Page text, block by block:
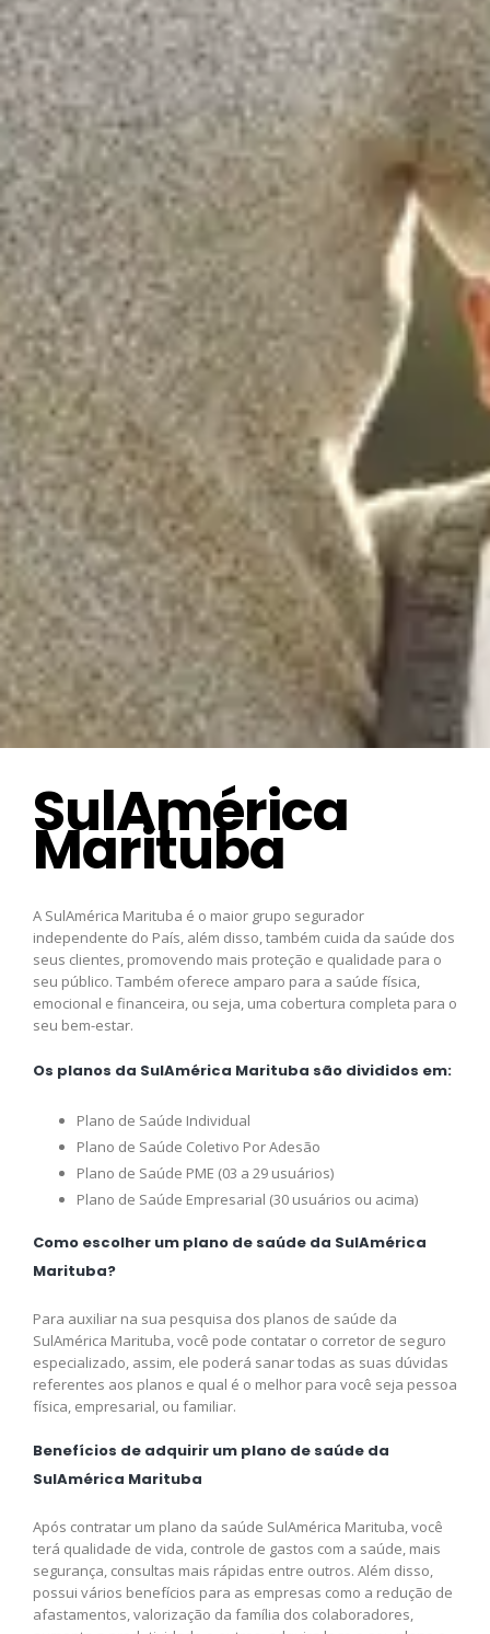
SulAmérica
Marituba
A SulAmérica Marituba é o maior grupo segurador
independente do País, além disso, também cuida da saúde dos
seus clientes, promovendo mais proteção e qualidade para o
seu público. Também oferece amparo para a saúde física,
emocional e financeira, ou seja, uma cobertura completa para o
seu bem-estar.
Os planos da SulAmérica Marituba são divididos em:
Plano de Saúde Individual
Plano de Saúde Coletivo Por Adesão
Plano de Saúde PME (03 a 29 usuários)
Plano de Saúde Empresarial (30 usuários ou acima)
Como escolher um plano de saúde da SulAmérica
Marituba?
Para auxiliar na sua pesquisa dos planos de saúde da
SulAmérica Marituba, você pode contatar o corretor de seguro
especializado, assim, ele poderá sanar todas as suas dúvidas
referentes aos planos e qual é o melhor para você seja pessoa
física, empresarial, ou familiar.
Benefícios de adquirir um plano de saúde da
SulAmérica Marituba
Após contratar um plano da saúde SulAmérica Marituba, você
terá qualidade de vida, controle de gastos com a saúde, mais
segurança, consultas mais rápidas entre outros. Além disso,
possui vários benefícios para as empresas como a redução de
afastamentos, valorização da família dos colaboradores,